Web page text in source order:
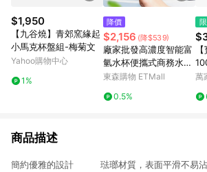
$1,950
【九谷燒】青郊窯緣起
小馬克杯盤組-梅菊文
Yahoo購物中心
1%
降價
$2,156 (降$539)
廠家批發高濃度智能富
氫水杯便攜式商務水素
水養生杯 多用水素杯
東森購物 ETMall
0.5%
萬
商品描述
簡約優雅的設計 琺瑯材質，表面平滑不